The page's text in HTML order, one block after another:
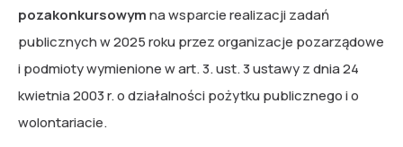
pozakonkursowymna wsparcie realizacji zadań
publicznych w 2025 roku przez organizacje pozarządowe
i podmioty wymienione w art. 3. ust. 3 ustawy z dnia 24
kwietnia 2003 r. o działalności pożytku publicznego i o
wolontariacie.